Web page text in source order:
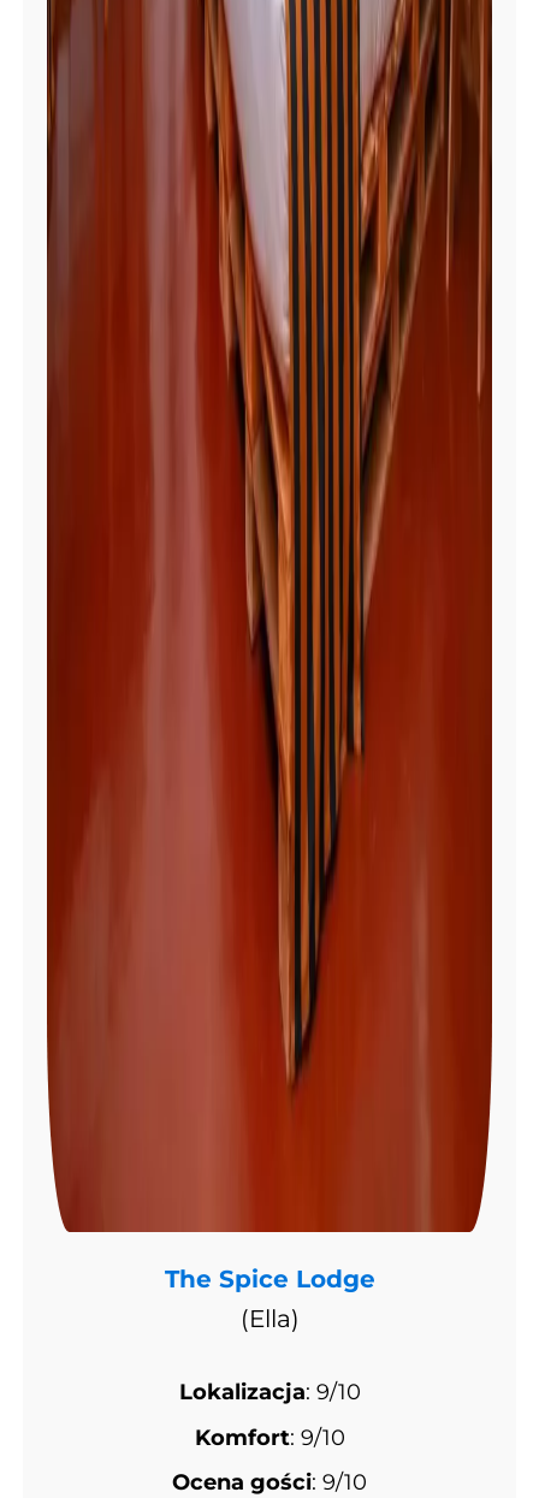
The Spice Lodge
(Ella)
Lokalizacja: 9/10
Komfort: 9/10
Ocena gości: 9/10